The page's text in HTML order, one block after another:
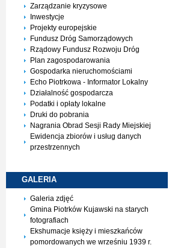
Zarządzanie kryzysowe
Inwestycje
Projekty europejskie
Fundusz Dróg Samorządowych
Rządowy Fundusz Rozwoju Dróg
Plan zagospodarowania
Gospodarka nieruchomościami
Echo Piotrkowa - Informator Lokalny
Działalność gospodarcza
Podatki i opłaty lokalne
Druki do pobrania
Nagrania Obrad Sesji Rady Miejskiej
Ewidencja zbiorów i usług danych
przestrzennych
GALERIA
Galeria zdjęć
Gmina Piotrków Kujawski na starych
fotografiach
Ekshumacje księży i mieszkańców
pomordowanych we wrześniu 1939 r.